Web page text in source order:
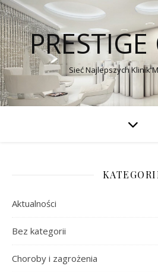
Sieć Najlepszych Klinik
Aktualności
Bez kategorii
Choroby i zagrożenia